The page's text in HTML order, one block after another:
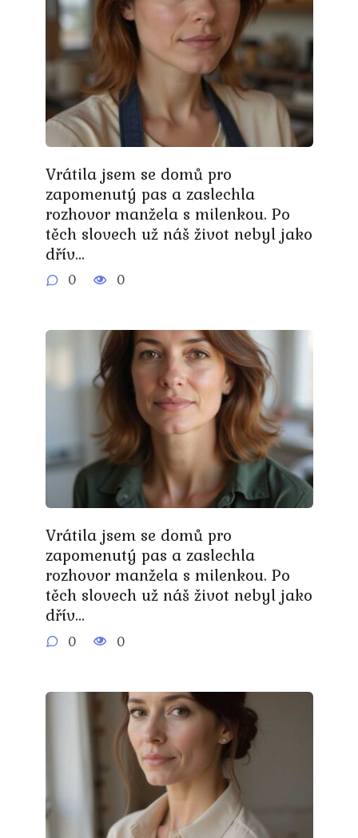
Vrátila jsem se domů pro
zapomenutý pas a zaslechla
rozhovor manžela s milenkou. Po
těch slovech už náš život nebyl jako
dřív…
0 0
Vrátila jsem se domů pro
zapomenutý pas a zaslechla
rozhovor manžela s milenkou. Po
těch slovech už náš život nebyl jako
dřív…
0 0